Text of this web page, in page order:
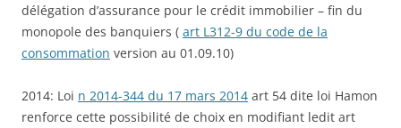
délégation d’assurance pour le crédit immobilier – fin du
monopole des banquiers ( art L312-9 du code de la
consommation version au 01.09.10)
2014: Loi n 2014-344 du 17 mars 2014 art 54 dite loi Hamon
renforce cette possibilité de choix en modifiant ledit art